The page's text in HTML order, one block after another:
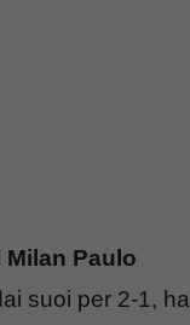
Milan Paulo
suoi per 2-1, ha